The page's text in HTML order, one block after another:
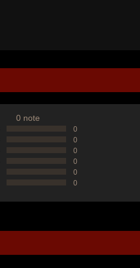
0 note
0
0
0
0
0
0